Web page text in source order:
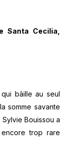
Santa Cecilia,
bâille au seul
somme savante
Bouissou a
trop rare